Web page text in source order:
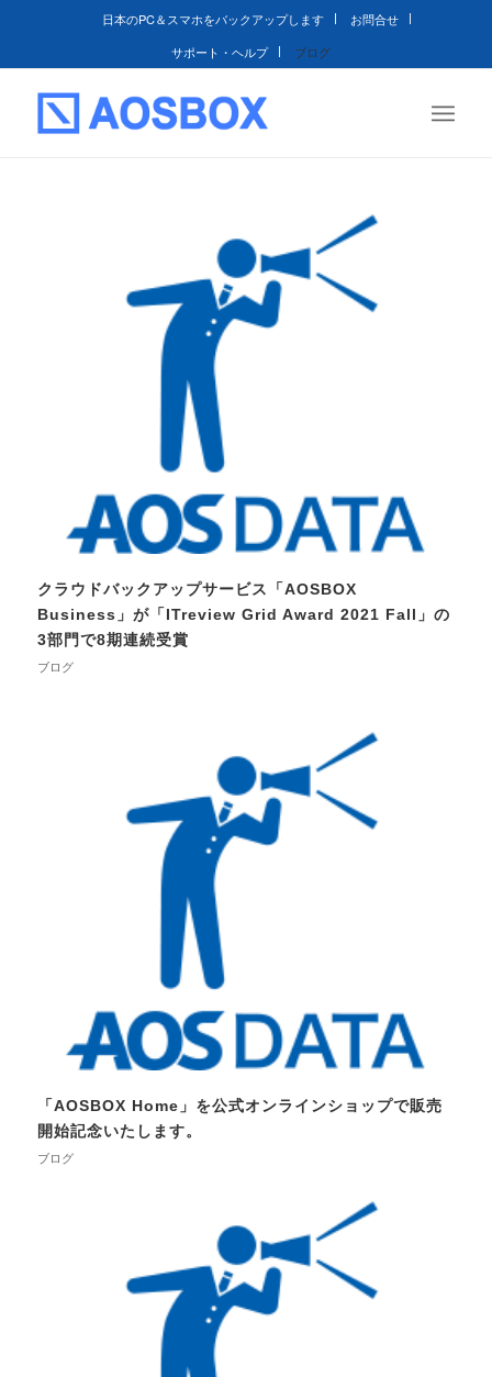
日本のPC＆スマホをバックアップします
お問合せ
サポート・ヘルプ
ブログ
クラウドバックアップサービス「AOSBOX
Business」が「ITreview Grid Award 2021 Fall」の
3部門で8期連続受賞
ブログ
「AOSBOX Home」を公式オンラインショップで販売
開始記念いたします。
ブログ